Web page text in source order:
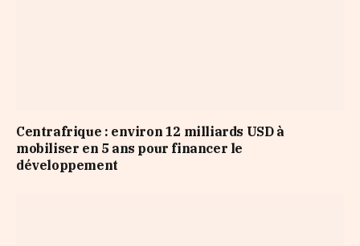
Centrafrique : environ 12 milliards USD à
mobiliser en 5 ans pour financer le
développement